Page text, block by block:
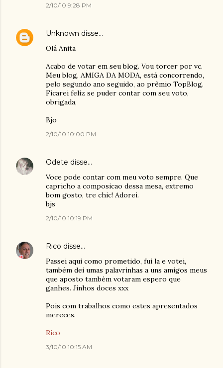
2/10/10 9:28 PM
Unknown disse…
Olá Anita
Acabo de votar em seu blog. Vou torcer por vc.
Meu blog, AMIGA DA MODA, está concorrendo,
pelo segundo ano seguido, ao prêmio TopBlog.
Ficarei feliz se puder contar com seu voto,
obrigada,
Bjo
2/10/10 10:00 PM
Odete disse…
Voce pode contar com meu voto sempre. Que
capricho a composicao dessa mesa, extremo
bom gosto, tre chic! Adorei.
bjs
2/10/10 10:19 PM
Rico disse…
Passei aqui como prometido, fui la e votei,
também dei umas palavrinhas a uns amigos meus
que aposto também votaram espero que
ganhes. Jinhos doces xxx
Pois com trabalhos como estes apresentados
mereces.
Rico
3/10/10 10:15 AM